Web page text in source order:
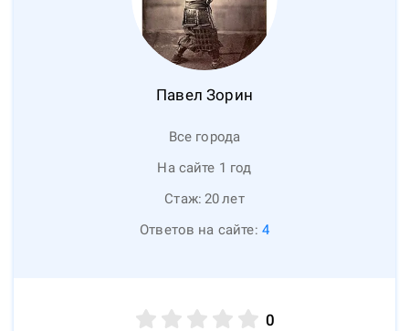
Павел Зорин
Все города
На сайте 1 год
Стаж: 20лет
Ответов на сайте: 4
0